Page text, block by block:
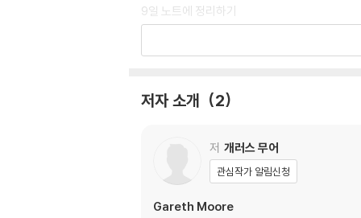
9일 노트에 정리하기
10일 내용 요약하기
14일 오래된 기억
17일 묶어서 간단하게 만들기
18일 대본 없이 강연하기
19일 날짜 기억하기
저자 소개 2
저 개러스 무어
관심작가 알림신청
Gareth Moore